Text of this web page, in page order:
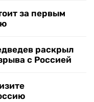
за первым
раскрыл
с Россией